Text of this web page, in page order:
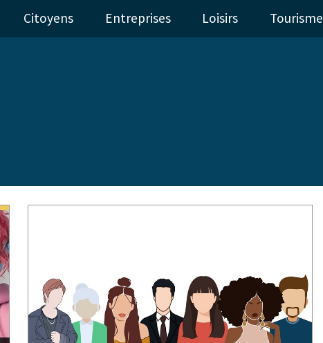
Citoyens Entreprises Loisirs Tourisme